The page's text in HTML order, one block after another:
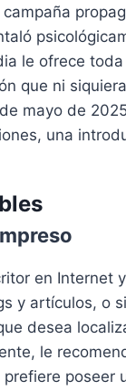
le ofrece
que ni
mayo de
una
en Internet
y artículos, o
desea
le
poseer